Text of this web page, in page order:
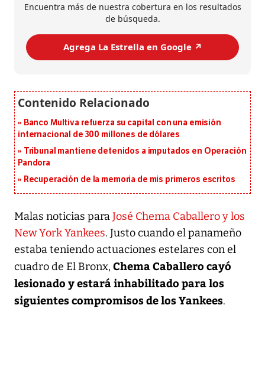
Encuentra más de nuestra cobertura en los resultados
de búsqueda.
Agrega La Estrella en Google ↗️
Banco Multiva refuerza su capital con una emisión
internacional de 300 millones de dólares
Tribunal mantiene detenidos a imputados en Operación
Pandora
Recuperación de la memoria de mis primeros escritos
Malas noticias paraJosé Chema Caballero y los
New York Yankees. Justo cuando el panameño
estaba teniendo actuaciones estelares con el
cuadro de El Bronx, Chema Caballero cayó
lesionado y estará inhabilitado para los
siguientes compromisos de los Yankees.